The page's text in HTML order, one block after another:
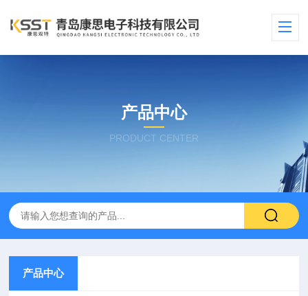
产品中心
PRODUCT CENTER
产品中心